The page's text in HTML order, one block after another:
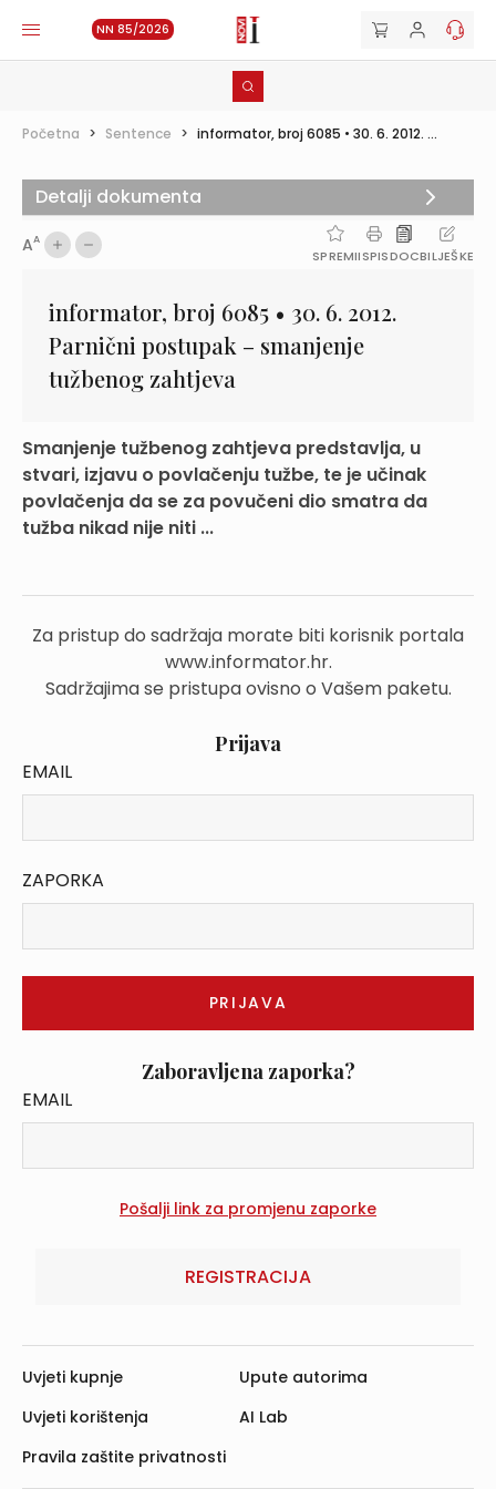
NN 85/2026
Početna > Sentence > informator, broj 6085 • 30. 6. 2012. ...
AA
SPREMIISPISDOCBILJEŠKE
informator, broj 6085 • 30. 6. 2012.
Parnični postupak – smanjenje
tužbenog zahtjeva
Smanjenje tužbenog zahtjeva predstavlja, u
stvari, izjavu o povlačenju tužbe, te je učinak
povlačenja da se za povučeni dio smatra da
tužba nikad nije niti ...
Za pristup do sadržaja morate biti korisnik portala
www.informator.hr.
Sadržajima se pristupa ovisno o Vašem paketu.
Prijava
EMAIL
ZAPORKA
Zaboravljena zaporka?
EMAIL
REGISTRACIJA
Detalji dokumenta
Uvjeti kupnje
Uvjeti korištenja
Pravila zaštite privatnosti
Upute autorima
AI Lab